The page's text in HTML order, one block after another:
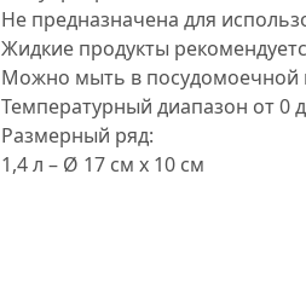
Не предназначена для
Жидкие продукты
Можно мыть в посудомоечной
Температурный диапазон от 0
Размерный ряд:
1,4 л – Ø 17 см х 10 см